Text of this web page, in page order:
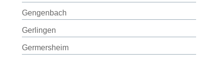
Gengenbach
Gerlingen
Germersheim